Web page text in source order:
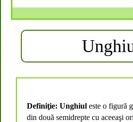
Definiţie: Unghiul este o figură
din două semidrepte cu aceeaşi